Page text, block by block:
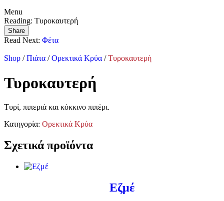
Menu
Reading: Τυροκαυτερή
Share
Read Next: Φέτα
Shop /Πιάτα /Ορεκτικά Κρύα /Τυροκαυτερή
Τυροκαυτερή
Τυρί, πιπεριά και κόκκινο πιπέρι.
Κατηγορία: Ορεκτικά Κρύα
Σχετικά προϊόντα
Εζμέ